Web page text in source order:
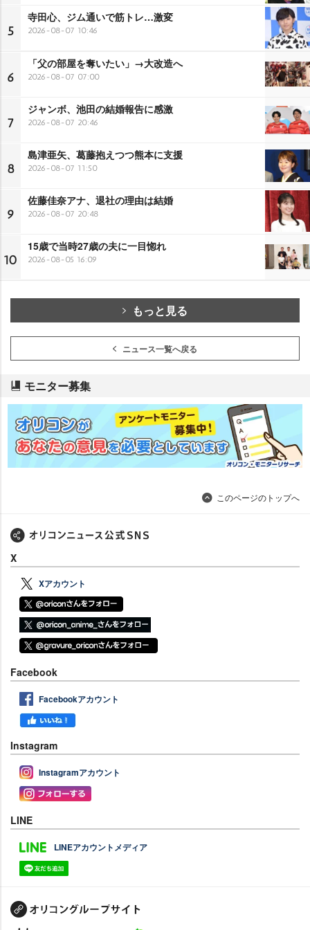
5
寺田心、ジム通いで筋トレ…激変
2026-08-07 10:46
6
「父の部屋を奪いたい」→大改造へ
2026-08-07 07:00
7
ジャンボ、池田の結婚報告に感激
2026-08-07 20:46
8
島津亜矢、葛藤抱えつつ熊本に支援
2026-08-07 11:50
9
佐藤佳奈アナ、退社の理由は結婚
2026-08-07 20:48
10
15歳で当時27歳の夫に一目惚れ
2026-08-05 16:09
もっと見る
ニュース一覧へ戻る
モニター募集
このページのトップへ
X
Xアカウント
Facebook
Facebookアカウント
Instagram
Instagramアカウント
LINE
LINEアカウントメディア